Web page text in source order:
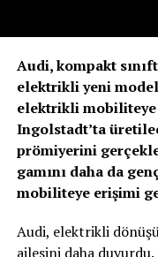
ekosistemi, uzun
Enerji verimliliği
merkezinde
Aydınlatma,
gerçek zamanlı
kullanıcı konforunu
tüketiminin optimize
azaltılmasına ve
Audi, kompakt
elektrikli yeni
elektrikli mobiliteye
Ingolstadt’ta
prömiyerini
gamını daha da
mobiliteye erişimi
Audi, elektrikli
ailesini daha duyurdu.